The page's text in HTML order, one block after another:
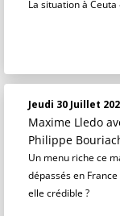
La situation à
Jeudi 30 Juillet
Maxime Lledo
Philippe
Un menu riche ce
dépassés en
elle crédible ?